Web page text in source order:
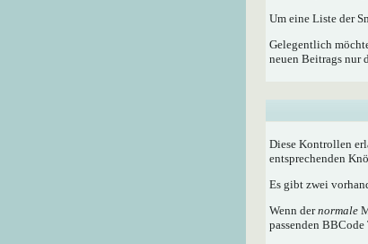
Um eine Liste der
Gelegentlich
neuen Beitrags nur
Diese Kontrollen
entsprechenden
Es gibt zwei
Wenn dernormale
passenden